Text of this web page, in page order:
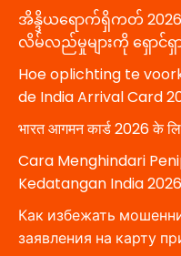
အိန္ဒိယရောက်ရှိကတ်
လိမ်လည်မှုများကို ရှောင်ရှ
Hoe oplichting te
de India Arrival Card
भारत आगमन कार्ड 2026 के
Cara Menghindari
Kedatangan India 2026
Как избежать
заявления на карту